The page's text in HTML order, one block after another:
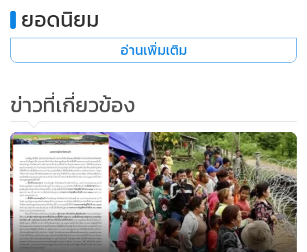
ยอดนิยม
อ่านเพิ่มเติม
ข่าวที่เกี่ยวข้อง